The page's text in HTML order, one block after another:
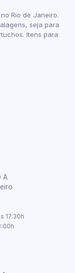
Rio de Janeiro.
seja para
Itens para
A
17:30h